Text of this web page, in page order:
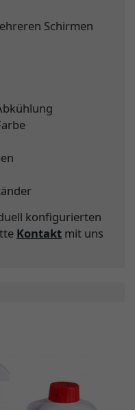
Schirmen
konfigurierten
Kontakt mit uns